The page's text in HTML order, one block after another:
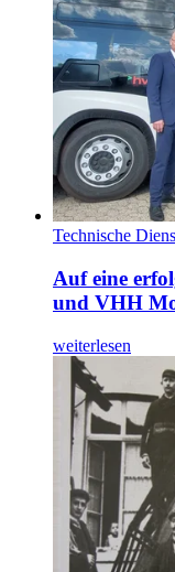
Technische
Auf eine
und VHH
weiterlesen